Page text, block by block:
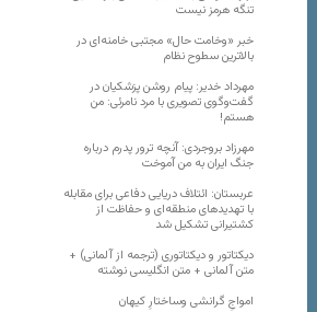
تنگه هرمز نیست
خبر «وخامت حال» مجتبی خامنه‌ای در
بالاترین سطوح نظام
مهرداد خدیر: پیام روشن پزشکیان در
گفت‌و‌گوی تصویری با مرد نامرئی: من
هستم!
مهرزاد بروجردی: آنچه ترور پدرم درباره
جنگ ایران به من آموخت
عربستان: ائتلاف دریایی دفاعی برای مقابله
با تهدیدهای منطقه‌ای و حفاظت از
کشتیرانی تشکیل شد
دیکتاتور و دیکتاتوری (ترجمه از آلمانی) +
متن آلمانی + متن انگلیسی نوشته
‌امواجِ گرانشی وساختارِ کیهان